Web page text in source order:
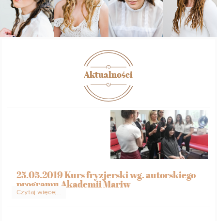
Aktualności
25.05.2019 Kurs fryzjerski wg. autorskiego
programu Akademii Mariw
Czytaj więcej...